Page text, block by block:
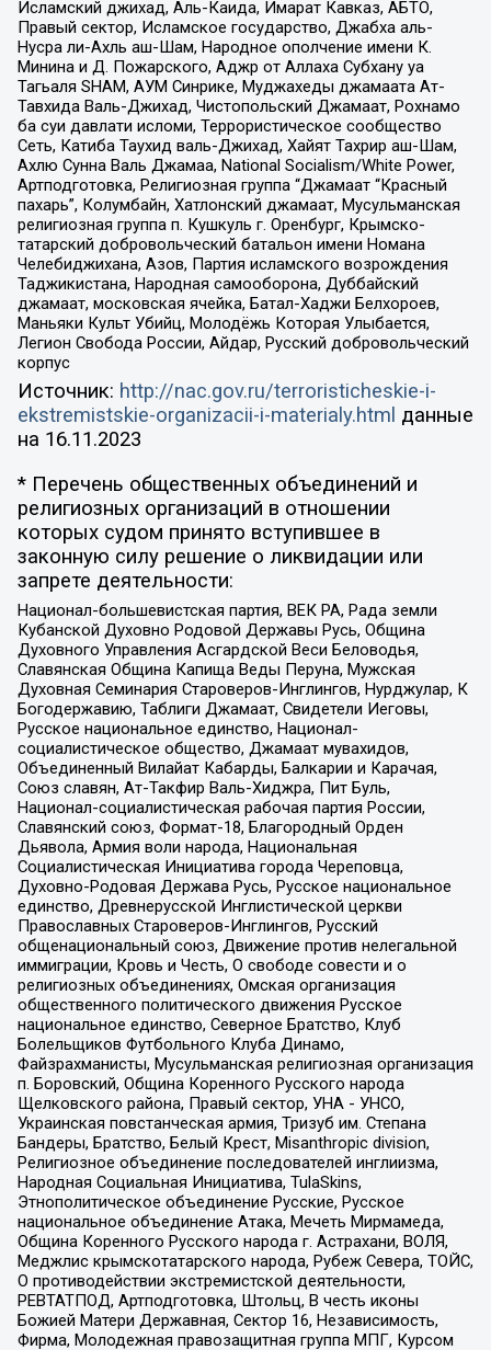
Исламский джихад, Аль-Каида, Имарат Кавказ, АБТО,
Правый сектор, Исламское государство, Джабха аль-
Нусра ли-Ахль аш-Шам, Народное ополчение имени К.
Минина и Д. Пожарского, Аджр от Аллаха Субхану уа
Тагьаля SHAM, АУМ Синрике, Муджахеды джамаата Ат-
Тавхида Валь-Джихад, Чистопольский Джамаат, Рохнамо
ба суи давлати исломи, Террористическое сообщество
Сеть, Катиба Таухид валь-Джихад, Хайят Тахрир аш-Шам,
Ахлю Сунна Валь Джамаа, National Socialism/White Power,
Артподготовка, Религиозная группа “Джамаат “Красный
пахарь”, Колумбайн, Хатлонский джамаат, Мусульманская
религиозная группа п. Кушкуль г. Оренбург, Крымско-
татарский добровольческий батальон имени Номана
Челебиджихана, Азов, Партия исламского возрождения
Таджикистана, Народная самооборона, Дуббайский
джамаат, московская ячейка, Батал-Хаджи Белхороев,
Маньяки Культ Убийц, Молодёжь Которая Улыбается,
Легион Свобода России, Айдар, Русский добровольческий
корпус
Источник: http://nac.gov.ru/terroristicheskie-i-
ekstremistskie-organizacii-i-materialy.html данные
на 16.11.2023
* Перечень общественных объединений и
религиозных организаций в отношении
которых судом принято вступившее в
законную силу решение о ликвидации или
запрете деятельности:
Национал-большевистская партия, ВЕК РА, Рада земли
Кубанской Духовно Родовой Державы Русь, Община
Духовного Управления Асгардской Веси Беловодья,
Славянская Община Капища Веды Перуна, Мужская
Духовная Семинария Староверов-Инглингов, Нурджулар, К
Богодержавию, Таблиги Джамаат, Свидетели Иеговы,
Русское национальное единство, Национал-
социалистическое общество, Джамаат мувахидов,
Объединенный Вилайат Кабарды, Балкарии и Карачая,
Союз славян, Ат-Такфир Валь-Хиджра, Пит Буль,
Национал-социалистическая рабочая партия России,
Славянский союз, Формат-18, Благородный Орден
Дьявола, Армия воли народа, Национальная
Социалистическая Инициатива города Череповца,
Духовно-Родовая Держава Русь, Русское национальное
единство, Древнерусской Инглистической церкви
Православных Староверов-Инглингов, Русский
общенациональный союз, Движение против нелегальной
иммиграции, Кровь и Честь, О свободе совести и о
религиозных объединениях, Омская организация
общественного политического движения Русское
национальное единство, Северное Братство, Клуб
Болельщиков Футбольного Клуба Динамо,
Файзрахманисты, Мусульманская религиозная организация
п. Боровский, Община Коренного Русского народа
Щелковского района, Правый сектор, УНА - УНСО,
Украинская повстанческая армия, Тризуб им. Степана
Бандеры, Братство, Белый Крест, Misanthropic division,
Религиозное объединение последователей инглиизма,
Народная Социальная Инициатива, TulaSkins,
Этнополитическое объединение Русские, Русское
национальное объединение Атака, Мечеть Мирмамеда,
Община Коренного Русского народа г. Астрахани, ВОЛЯ,
Меджлис крымскотатарского народа, Рубеж Севера, ТОЙС,
О противодействии экстремистской деятельности,
РЕВТАТПОД, Артподготовка, Штольц, В честь иконы
Божией Матери Державная, Сектор 16, Независимость,
Фирма, Молодежная правозащитная группа МПГ, Курсом